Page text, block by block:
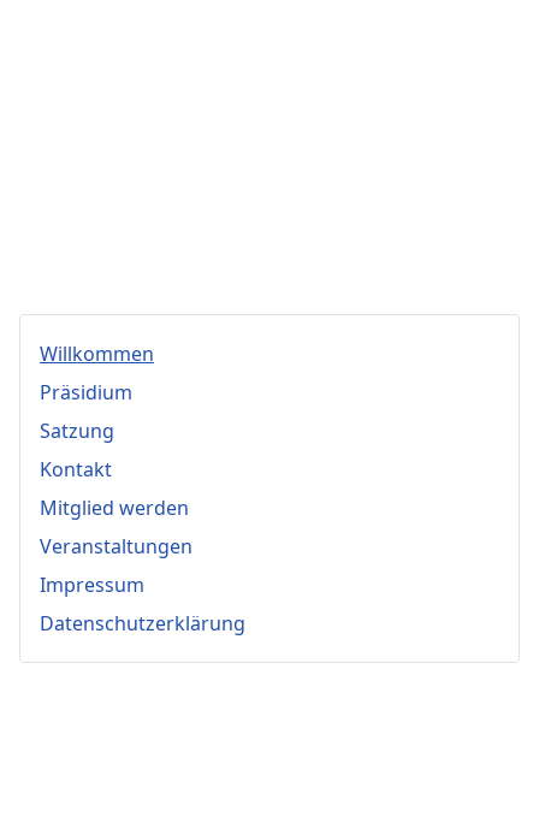
Willkommen
Präsidium
Satzung
Kontakt
Mitglied werden
Veranstaltungen
Impressum
Datenschutzerklärung